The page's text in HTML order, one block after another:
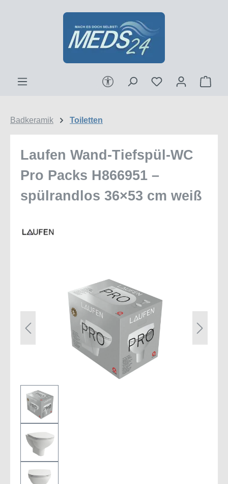
Zum Hauptinhalt springen
Werkzeugleiste anzeigen
Badkeramik Toiletten
Laufen Wand-Tiefspül-WC
Pro Packs H866951 –
spülrandlos 36×53 cm weiß